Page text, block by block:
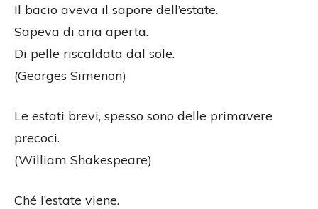
Il bacio aveva il sapore dell’estate.
Sapeva di aria aperta.
Di pelle riscaldata dal sole.
(Georges Simenon)
Le estati brevi, spesso sono delle primavere
precoci.
(William Shakespeare)
Ché l’estate viene.